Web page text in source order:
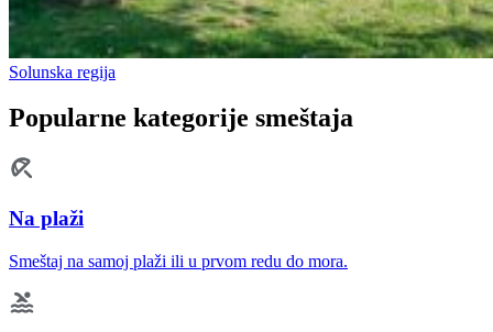
Solunska regija
Popularne kategorije smeštaja
Na plaži
Smeštaj na samoj plaži ili u prvom redu do mora.